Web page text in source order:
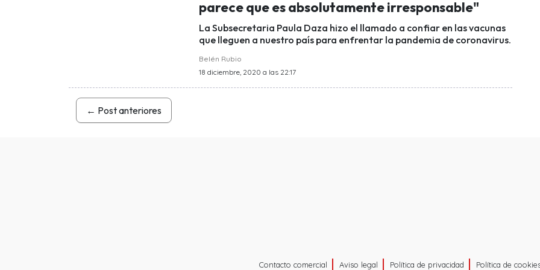
parece que es absolutamente irresponsable"
La Subsecretaria Paula Daza hizo el llamado a confiar en las vacunas
que lleguen a nuestro país para enfrentar la pandemia de coronavirus.
Belén Rubio
18 diciembre, 2020 a las 22:17
← Post anteriores
Contacto comercial Aviso legal Política de privacidad Política de